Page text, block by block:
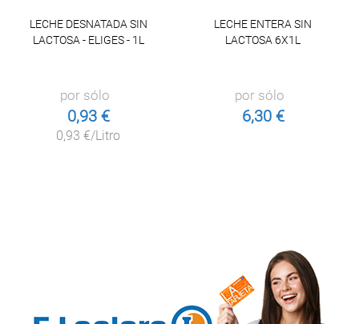
LECHE DESNATADA SIN
LACTOSA - ELIGES - 1L
por sólo
0,93 €
0,93 €/Litro
LECHE ENTERA SIN
LACTOSA 6X1L
por sólo
6,30 €